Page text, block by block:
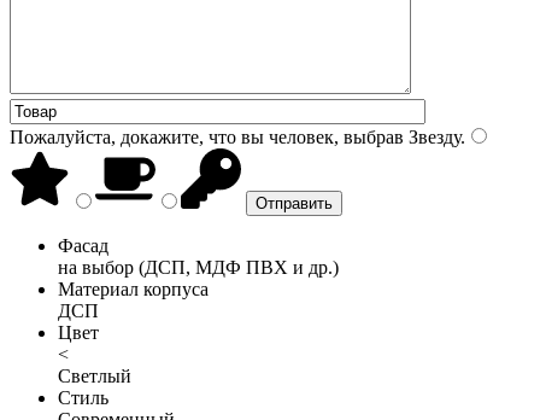
Пожалуйста, докажите, что вы человек, выбрав Звезду.
Фасад
на выбор (ДСП, МДФ ПВХ и др.)
Материал корпуса
ДСП
Цвет
<
Светлый
Стиль